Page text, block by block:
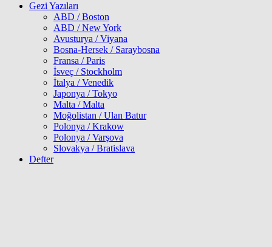
Gezi Yazıları
ABD / Boston
ABD / New York
Avusturya / Viyana
Bosna-Hersek / Saraybosna
Fransa / Paris
İsveç / Stockholm
İtalya / Venedik
Japonya / Tokyo
Malta / Malta
Moğolistan / Ulan Batur
Polonya / Krakow
Polonya / Varşova
Slovakya / Bratislava
Defter